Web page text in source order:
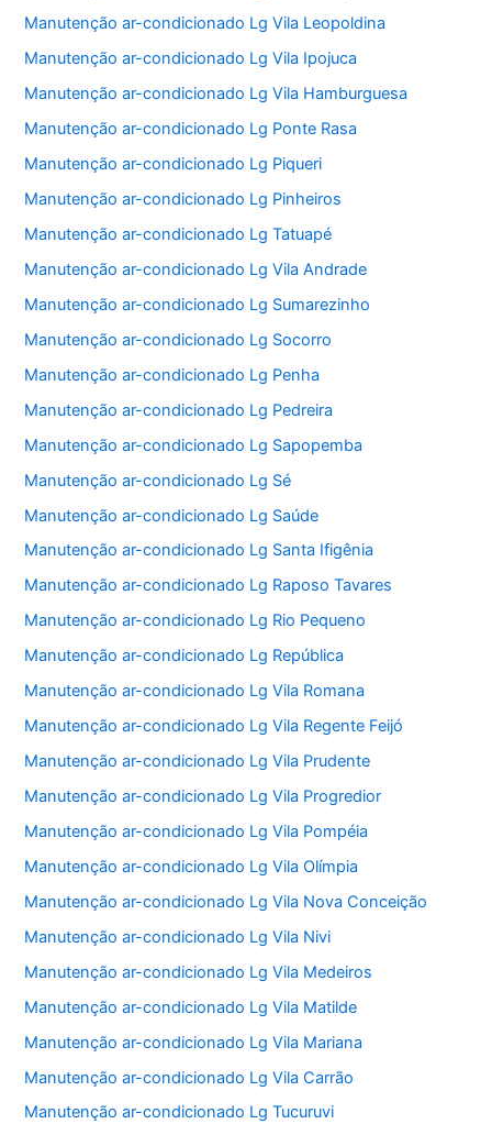
Manutenção ar-condicionado Lg Vila Leopoldina
Manutenção ar-condicionado Lg Vila Ipojuca
Manutenção ar-condicionado Lg Vila Hamburguesa
Manutenção ar-condicionado Lg Ponte Rasa
Manutenção ar-condicionado Lg Piqueri
Manutenção ar-condicionado Lg Pinheiros
Manutenção ar-condicionado Lg Tatuapé
Manutenção ar-condicionado Lg Vila Andrade
Manutenção ar-condicionado Lg Sumarezinho
Manutenção ar-condicionado Lg Socorro
Manutenção ar-condicionado Lg Penha
Manutenção ar-condicionado Lg Pedreira
Manutenção ar-condicionado Lg Sapopemba
Manutenção ar-condicionado Lg Sé
Manutenção ar-condicionado Lg Saúde
Manutenção ar-condicionado Lg Santa Ifigênia
Manutenção ar-condicionado Lg Raposo Tavares
Manutenção ar-condicionado Lg Rio Pequeno
Manutenção ar-condicionado Lg República
Manutenção ar-condicionado Lg Vila Romana
Manutenção ar-condicionado Lg Vila Regente Feijó
Manutenção ar-condicionado Lg Vila Prudente
Manutenção ar-condicionado Lg Vila Progredior
Manutenção ar-condicionado Lg Vila Pompéia
Manutenção ar-condicionado Lg Vila Olímpia
Manutenção ar-condicionado Lg Vila Nova Conceição
Manutenção ar-condicionado Lg Vila Nivi
Manutenção ar-condicionado Lg Vila Medeiros
Manutenção ar-condicionado Lg Vila Matilde
Manutenção ar-condicionado Lg Vila Mariana
Manutenção ar-condicionado Lg Vila Carrão
Manutenção ar-condicionado Lg Tucuruvi